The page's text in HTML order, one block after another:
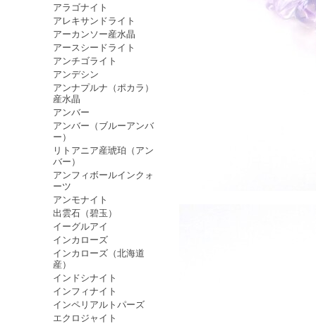
アラゴナイト
アレキサンドライト
アーカンソー産水晶
アースシードライト
アンチゴライト
アンデシン
アンナプルナ（ポカラ）
産水晶
アンバー
アンバー（ブルーアンバ
ー）
リトアニア産琥珀（アン
バー）
アンフィボールインクォ
ーツ
アンモナイト
出雲石（碧玉）
イーグルアイ
インカローズ
インカローズ（北海道
産）
インドシナイト
インフィナイト
インペリアルトパーズ
エクロジャイト